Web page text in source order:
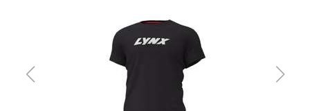
Släpvagnar & Skylift